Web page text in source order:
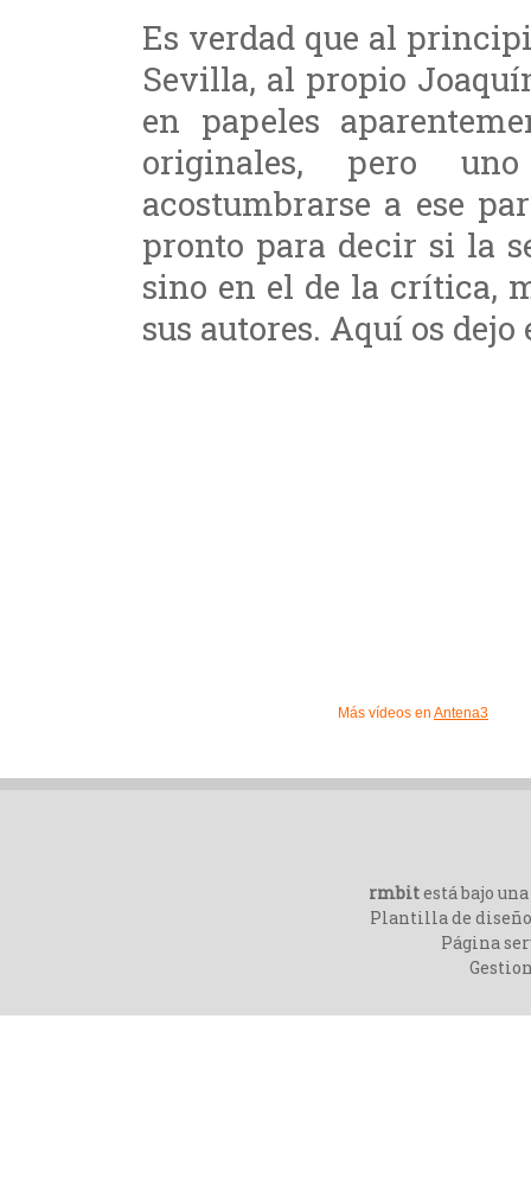
Es verdad que al
Sevilla, al propio
en papeles
originales, pero
acostumbrarse a ese
pronto para decir si la
sino en el de la crítica,
sus autores. Aquí os
Más vídeos en Antena3
rmbitestá bajo una
Plantilla de
Página